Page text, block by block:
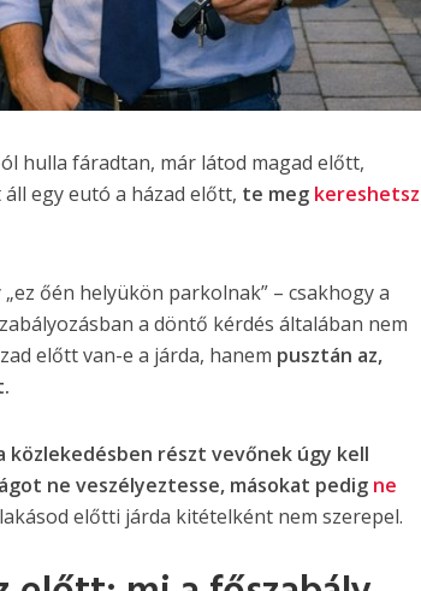
hulla fáradtan, már látod magad előtt,
egy eutó a házad előtt, te meg kereshetsz
őén helyükön parkolnak” – csakhogy a
a döntő kérdés általában nem
előtt van-e a járda, hanem pusztán az,
közlekedésben részt vevőnek úgy kell
ne veszélyeztesse, másokat pedig ne
előtti járda kitételként nem szerepel.